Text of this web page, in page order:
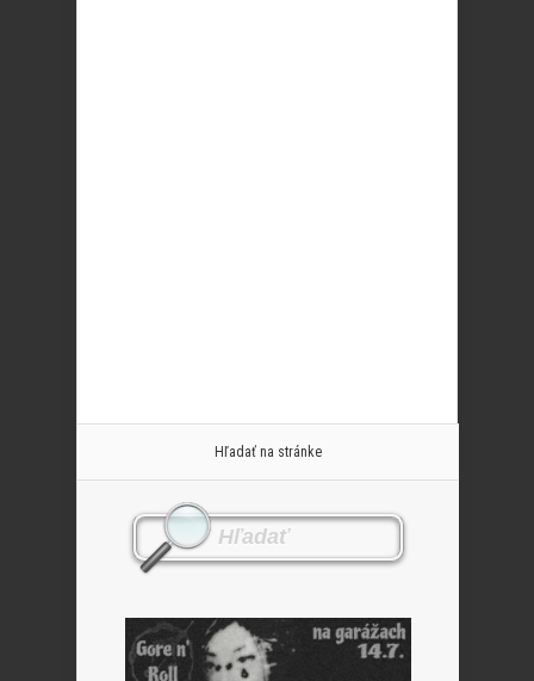
Hľadať na stránke